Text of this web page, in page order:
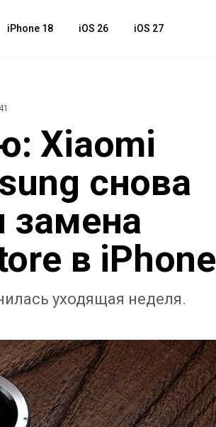
iPhone 18 iOS 26 iOS 27
Xiaomi
снова
замена
в iPhone
уходящая неделя.